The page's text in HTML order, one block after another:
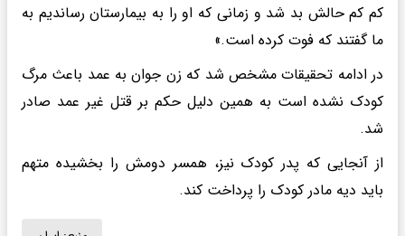
کم کم حالش بد شد و زمانی که او را به بیمارستان رساندیم به
ما گفتند که فوت کرده است.»
در ادامه تحقیقات مشخص شد که زن جوان به عمد باعث مرگ
کودک نشده است به همین دلیل حکم بر قتل غیر عمد صادر
شد.
از آنجایی که پدر کودک نیز، همسر دومش را بخشیده متهم
باید دیه مادر کودک را پرداخت کند.